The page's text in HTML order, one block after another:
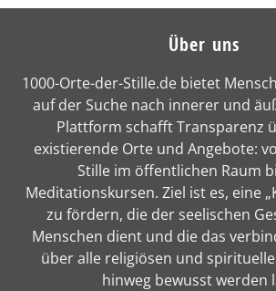
Über uns
1000-Orte-der-Stille.de bietet
auf der Suche nach innerer und
Plattform schafft Transparenz
existierende Orte und Angebote:
Stille im öffentlichen Raum
Meditationskursen. Ziel ist es, eine
zu fördern, die der seelischen
Menschen dient und die das
über alle religiösen und
hinweg bewusst werden